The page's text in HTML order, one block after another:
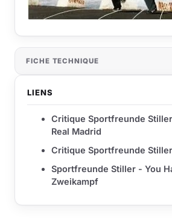
FICHE TECHNIQUE
LIENS
Critique Sportfreunde
Real Madrid
Critique Sportfreunde
Sportfreunde Stiller - You
Zweikampf